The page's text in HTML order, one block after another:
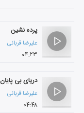
پرده نشین
علیرضا قربانی
۰۴:۲۳
دریای بی پایان
علیرضا قربانی
۰۴:۴۸